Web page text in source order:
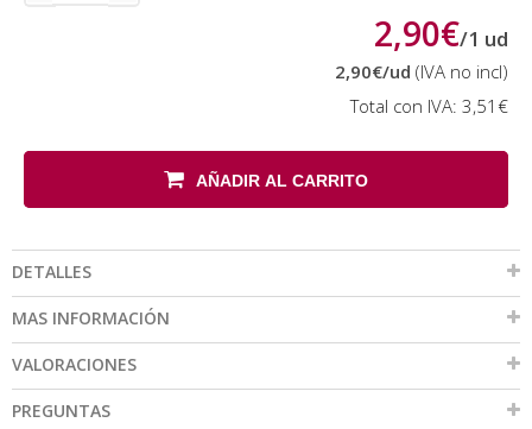
2,90€/1 ud
2,90€/ud (IVA no incl)
Total con IVA: 3,51€
AÑADIR AL CARRITO
DETALLES
MAS INFORMACIÓN
VALORACIONES
PREGUNTAS